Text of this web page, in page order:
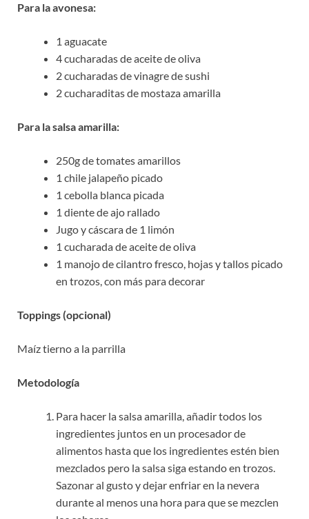
Para la avonesa:
1 aguacate
4 cucharadas de aceite de oliva
2 cucharadas de vinagre de sushi
2 cucharaditas de mostaza amarilla
Para la salsa amarilla:
250g de tomates amarillos
1 chile jalapeño picado
1 cebolla blanca picada
1 diente de ajo rallado
Jugo y cáscara de 1 limón
1 cucharada de aceite de oliva
1 manojo de cilantro fresco, hojas y tallos picado
en trozos, con más para decorar
Toppings (opcional)
Maíz tierno a la parrilla
Metodología
Para hacer la salsa amarilla, añadir todos los
ingredientes juntos en un procesador de
alimentos hasta que los ingredientes estén bien
mezclados pero la salsa siga estando en trozos.
Sazonar al gusto y dejar enfriar en la nevera
durante al menos una hora para que se mezclen